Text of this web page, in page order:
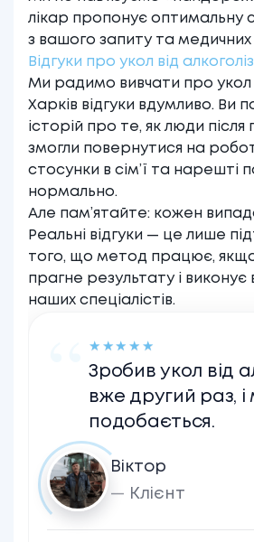
лікар пропонує оптимальну
з вашого запиту та медичних
Відгуки про укол від
Ми радимо вивчати про укол
Харків відгуки вдумливо. Ви
історій про те, як люди
змогли повернутися на
стосунки в сім’ї та нарешті
нормально.
Але пам’ятайте: кожен
Реальні відгуки — це лише
того, що метод працює,
прагне результату і виконує
наших спеціалістів.
★ ★★ ★ ★
Зробив укол від
вже другий раз, і
подобається.
Віктор
Клієнт